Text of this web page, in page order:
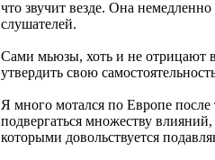
что звучит везде. Она
слушателей.
Сами мьюзы, хоть и не отрицают
утвердить свою
Я много мотался по Европе
подвергаться множеству
которыми довольствуется